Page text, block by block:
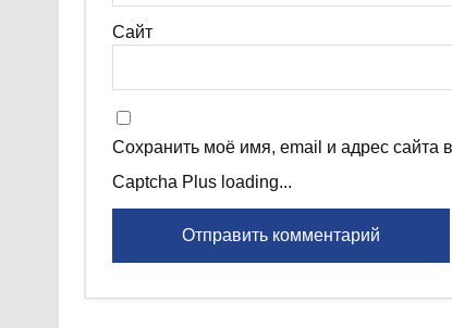
Сайт
Сохранить моё имя, email и адрес сайта
Captcha Plus loading...